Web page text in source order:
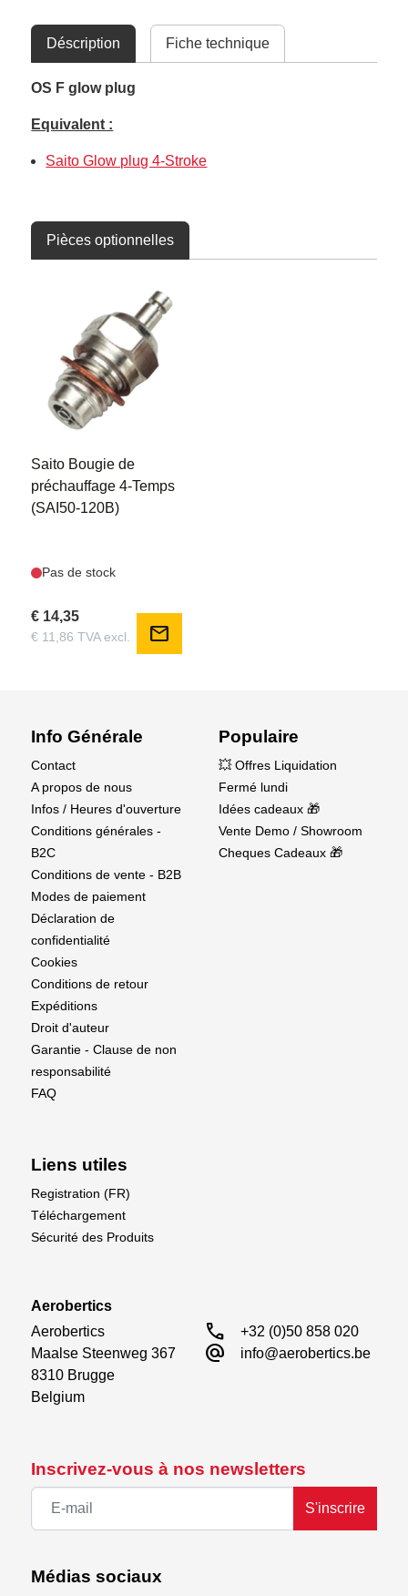
Déscription Fiche technique
OS F glow plug
Equivalent :
Saito Glow plug 4-Stroke
Pièces optionnelles
SAI50120B
Saito Bougie de
préchauffage 4-Temps
(SAI50-120B)
Pas de stock
€ 14,35
€ 11,86 TVA excl. mail
Inscrivez-vous à nos newsletters
S'inscrire
Médias sociaux
Info Générale
Contact
A propos de nous
Infos / Heures d'ouverture
Conditions générales -
B2C
Conditions de vente - B2B
Modes de paiement
Déclaration de
confidentialité
Cookies
Conditions de retour
Expéditions
Droit d'auteur
Garantie - Clause de non
responsabilité
FAQ
Populaire
💥 Offres Liquidation
Fermé lundi
Idées cadeaux 🎁
Vente Demo / Showroom
Cheques Cadeaux 🎁
Liens utiles
Registration (FR)
Téléchargement
Sécurité des Produits
Aerobertics
Aerobertics
Maalse Steenweg 367
8310 Brugge
Belgium
call +32 (0)50 858 020
alternate_email info@aerobertics.be